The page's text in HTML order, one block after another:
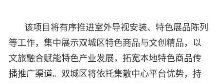
该项目将有序推进室外导视安装、特色展品陈列
等工作，集中展示双城区特色商品与文创精品，以
文旅融合赋能特色产业发展，拓宽本地特色商品传
播推广渠道。双城区将依托集散中心平台优势，持